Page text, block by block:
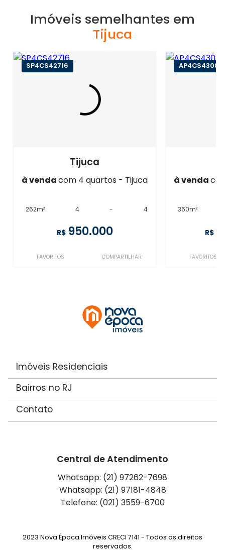
Imóveis semelhantes em
Tijuca
SP4CS42716
Tijuca
à vendacom 4 quartos - Tijuca
262m² 4 - 4
R$ 950.000
FAVORITOS COMPARTILHAR
AP4CS43086
à venda
360m²
R$
FAVORITOS
Imóveis Residenciais
Bairros no RJ
Contato
Central de Atendimento
Whatsapp: (21) 97262-7698
Whatsapp: (21) 97181-4848
Telefone: (021) 3559-6700
2023 Nova Época Imóveis CRECI 7141 - Todos os direitos
reservados.